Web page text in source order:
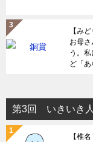
【み
お母
う。
ど「
第3回 いきいき
【椎